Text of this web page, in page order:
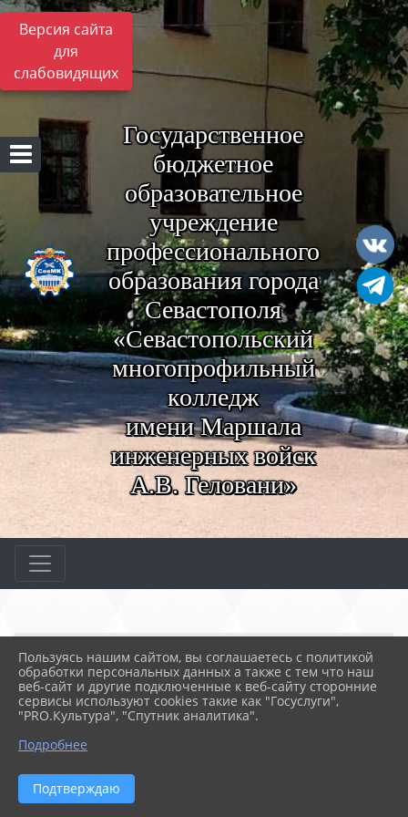
Версия сайта
для
слабовидящих
Государственное
бюджетное
образовательное
учреждение
профессионального
образования города
Севастополя
«Севастопольский
многопрофильный
колледж
имени Маршала
инженерных войск
А.В. Геловани»
Главная МЕРОПРИЯТИЯ
Новости
День солидарности в бо...
03.09.2024 12:53
ДЕНЬ СОЛИДАРНОСТИ В БОРЬБЕ С
Пользуясь нашим сайтом, вы соглашаетесь с политикой
обработки персональных данных а также с тем что наш
веб-сайт и другие подключенные к веб-сайту сторонние
сервисы используют cookies такие как "Госуслуги",
"PRO.Культура", "Спутник аналитика".
Подробнее
Подтверждаю